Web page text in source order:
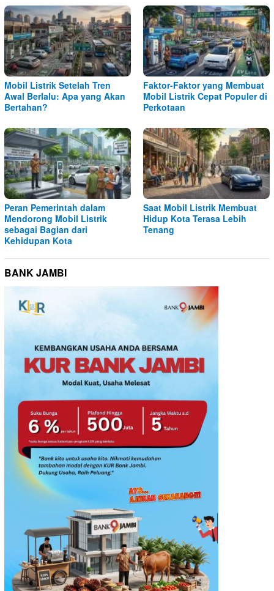
Mobil Listrik Setelah Tren
Awal Berlalu: Apa yang Akan
Bertahan?
Faktor-Faktor yang Membuat
Mobil Listrik Cepat Populer di
Perkotaan
Peran Pemerintah dalam
Mendorong Mobil Listrik
sebagai Bagian dari
Kehidupan Kota
Saat Mobil Listrik Membuat
Hidup Kota Terasa Lebih
Tenang
BANK JAMBI